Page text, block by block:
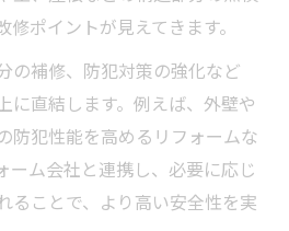
ポイントが見えてきます。
の補修、防犯対策の強化など
に直結します。例えば、外壁や
防犯性能を高めるリフォームな
ーム会社と連携し、必要に応じ
ることで、より高い安全性を実